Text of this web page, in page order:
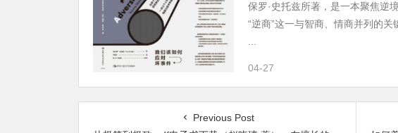
保罗·史托兹所著，是一本聚焦逆
“逆商”这一与智商、情商并列的
04-27
Previous Post